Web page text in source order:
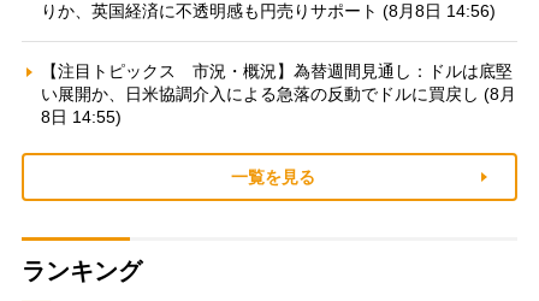
りか、英国経済に不透明感も円売りサポート (8月8日 14:56)
【注目トピックス 市況・概況】為替週間見通し：ドルは底堅
い展開か、日米協調介入による急落の反動でドルに買戻し (8月
8日 14:55)
一覧を見る
ランキング